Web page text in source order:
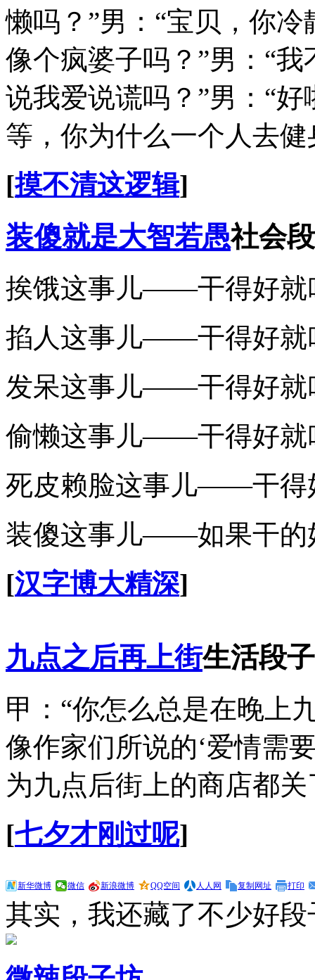
懒吗？”男：“宝贝，你
像个疯婆子吗？”男：“
说我爱说谎吗？”男：“
等，你为什么一个人去健
[摸不清这逻辑]
装傻就是大智若愚社会
挨饿这事儿——干得好就
掐人这事儿——干得好就
发呆这事儿——干得好就
偷懒这事儿——干得好就
死皮赖脸这事儿——干得
装傻这事儿——如果干的
[汉字博大精深]
九点之后再上街生活段子
甲：“你怎么总是在晚上
像作家们所说的‘爱情需
为九点后街上的商店都关
[七夕才刚过呢]
新华微博 微信 新浪微博 QQ空间 人人网 复制网址 打印
其实，我还藏了不少好段